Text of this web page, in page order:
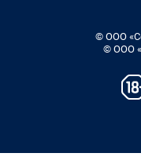
© ООО
© ООО